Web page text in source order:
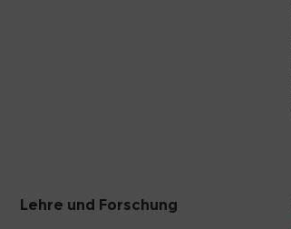
Lehre und Forschung